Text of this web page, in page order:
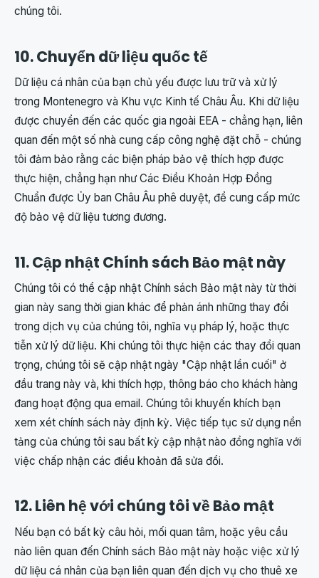
chúng tôi.
10. Chuyển dữ liệu quốc tế
Dữ liệu cá nhân của bạn chủ yếu được lưu trữ và xử lý
trong Montenegro và Khu vực Kinh tế Châu Âu. Khi dữ liệu
được chuyển đến các quốc gia ngoài EEA - chẳng hạn, liên
quan đến một số nhà cung cấp công nghệ đặt chỗ - chúng
tôi đảm bảo rằng các biện pháp bảo vệ thích hợp được
thực hiện, chẳng hạn như Các Điều Khoản Hợp Đồng
Chuẩn được Ủy ban Châu Âu phê duyệt, để cung cấp mức
độ bảo vệ dữ liệu tương đương.
11. Cập nhật Chính sách Bảo mật này
Chúng tôi có thể cập nhật Chính sách Bảo mật này từ thời
gian này sang thời gian khác để phản ánh những thay đổi
trong dịch vụ của chúng tôi, nghĩa vụ pháp lý, hoặc thực
tiễn xử lý dữ liệu. Khi chúng tôi thực hiện các thay đổi quan
trọng, chúng tôi sẽ cập nhật ngày "Cập nhật lần cuối" ở
đầu trang này và, khi thích hợp, thông báo cho khách hàng
đang hoạt động qua email. Chúng tôi khuyến khích bạn
xem xét chính sách này định kỳ. Việc tiếp tục sử dụng nền
tảng của chúng tôi sau bất kỳ cập nhật nào đồng nghĩa với
việc chấp nhận các điều khoản đã sửa đổi.
12. Liên hệ với chúng tôi về Bảo mật
Nếu bạn có bất kỳ câu hỏi, mối quan tâm, hoặc yêu cầu
nào liên quan đến Chính sách Bảo mật này hoặc việc xử lý
dữ liệu cá nhân của bạn liên quan đến dịch vụ cho thuê xe